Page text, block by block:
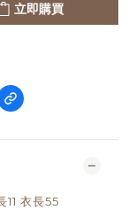
立即購買
衣長55